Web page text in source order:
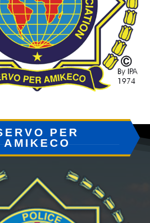
PER
AMIKECO